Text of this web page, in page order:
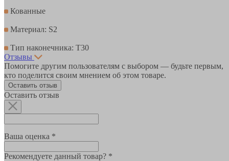
Кованные
Материал: S2
Тип наконечника: Т30
Отзывы
Помогите другим пользователям с выбором — будьте первым,
кто поделится своим мнением об этом товаре.
Оставить отзыв
Оставить отзыв
Ваша оценка *
Рекомендуете данный товар? *